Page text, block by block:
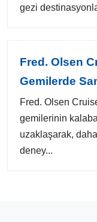
gezi
Fred. Olsen
Gemilerde
Fred. Olsen
gemilerinin
uzaklaşarak,
deney...